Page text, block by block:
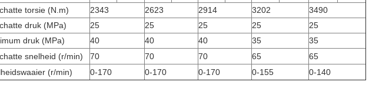
torsie (N.m) 2343 2623 2914 3202
3490
druk (MPa)
25 25 25 25
25
druk (MPa)
40 40 40 35
35
snelheid (r/min)
70 70 70 65
65
(r/min)
0-170 0-170 0-170 0-155 0-140